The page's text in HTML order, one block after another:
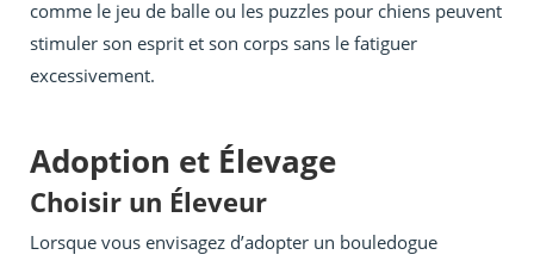
comme le jeu de balle ou les puzzles pour chiens peuvent
stimuler son esprit et son corps sans le fatiguer
excessivement.
Adoption et Élevage
Choisir un Éleveur
Lorsque vous envisagez d’adopter un bouledogue